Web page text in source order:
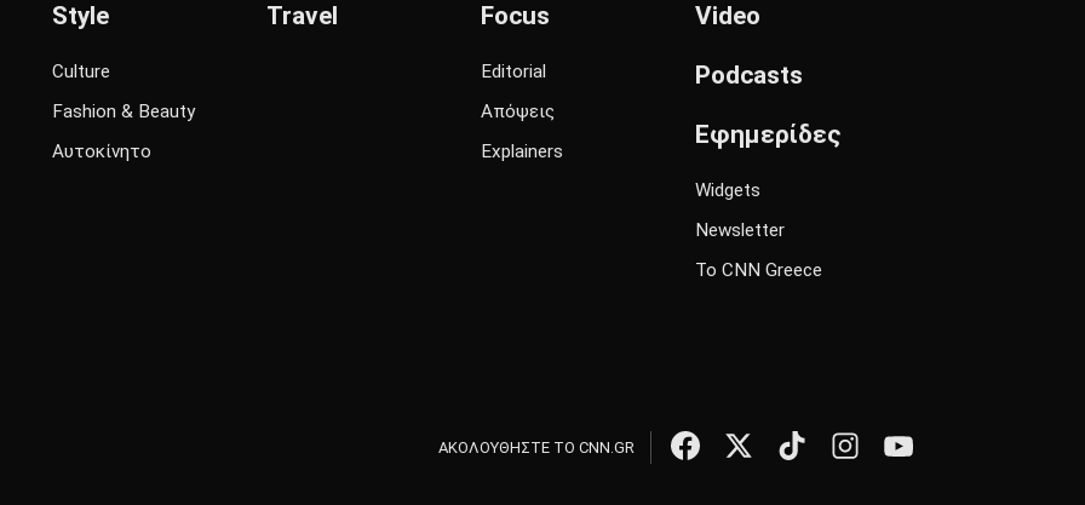
Style
Culture
Fashion & Beauty
Αυτοκίνητο
Travel Focus
Editorial
Απόψεις
Explainers
Video
Podcasts
Εφημερίδες
Widgets
Newsletter
Το CNN Greece
ΑΚΟΛΟΥΘΗΣΤΕ ΤΟ CNN.GR